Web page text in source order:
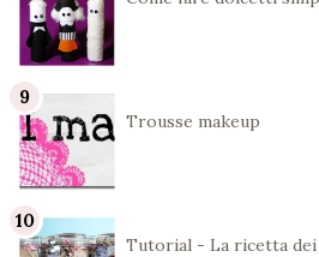
Trousse makeup
Tutorial - La ricetta